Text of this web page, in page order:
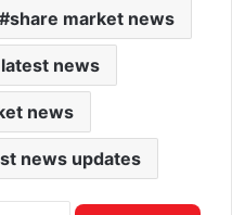
share market news
news
news
news updates